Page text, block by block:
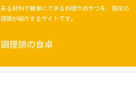
る材料で簡単にできる料理やおやつを、現役の
師が紹介するサイトです。
調理師の食卓